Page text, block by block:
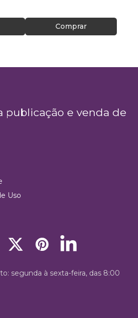
Comprar
publicação e venda de
Uso
segunda à sexta-feira, das 8:00